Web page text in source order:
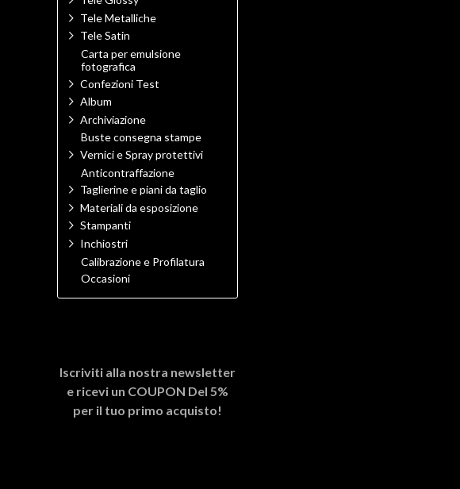
Tele Metalliche
Tele Satin
Carta per emulsione
fotografica
Confezioni Test
Album
Archiviazione
Buste consegna stampe
Vernici e Spray protettivi
Anticontraffazione
Taglierine e piani da taglio
Materiali da esposizione
Stampanti
Inchiostri
Calibrazione e Profilatura
Occasioni
Iscriviti alla nostra newsletter
e ricevi un COUPON Del 5%
per il tuo primo acquisto!